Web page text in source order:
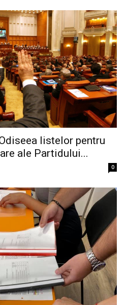
listelor pentru
ale Partidului...
0